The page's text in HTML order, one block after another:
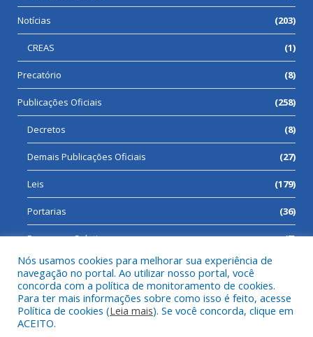
Notícias (203)
CREAS (1)
Precatório (8)
Publicações Oficiais (258)
Decretos (8)
Demais Publicações Oficiais (27)
Leis (179)
Portarias (36)
Processos Seletivos (7)
Todos os direitos reservados a Prefeitura Municipal de Cumaru
do Norte.
Nós usamos cookies para melhorar sua experiência de
navegação no portal. Ao utilizar nosso portal, você
concorda com a política de monitoramento de cookies.
Para ter mais informações sobre como isso é feito, acesse
Política de cookies (Leia mais). Se você concorda, clique em
ACEITO.